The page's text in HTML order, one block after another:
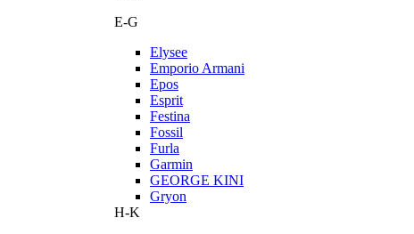
E-G
Elysee
Emporio Armani
Epos
Esprit
Festina
Fossil
Furla
Garmin
GEORGE KINI
Gryon
H-K